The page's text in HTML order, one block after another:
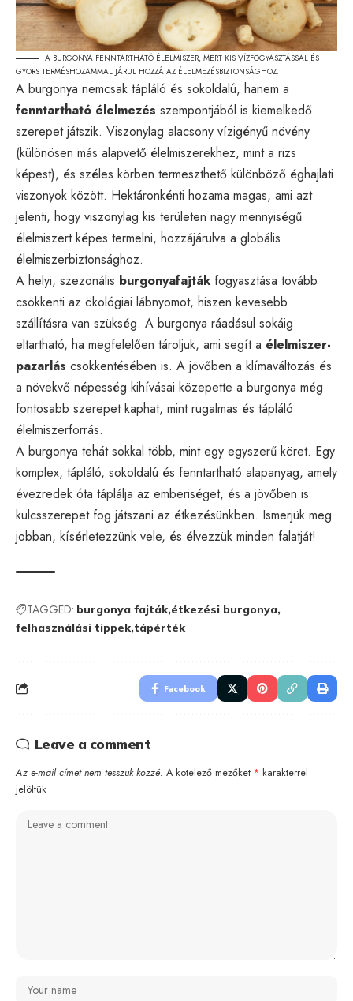
A BURGONYA FENNTARTHATÓ ÉLELMISZER, MERT KIS VÍZFOGYASZTÁSSAL ÉS
GYORS TERMÉSHOZAMMAL JÁRUL HOZZÁ AZ ÉLELMEZÉSBIZTONSÁGHOZ.
A burgonya nemcsak tápláló és sokoldalú, hanem a
fenntartható élelmezés szempontjából is kiemelkedő
szerepet játszik. Viszonylag alacsony vízigényű növény
(különösen más alapvető élelmiszerekhez, mint a rizs
képest), és széles körben termeszthető különböző éghajlati
viszonyok között. Hektáronkénti hozama magas, ami azt
jelenti, hogy viszonylag kis területen nagy mennyiségű
élelmiszert képes termelni, hozzájárulva a globális
élelmiszerbiztonsághoz.
A helyi, szezonális burgonyafajták fogyasztása tovább
csökkenti az ökológiai lábnyomot, hiszen kevesebb
szállításra van szükség. A burgonya ráadásul sokáig
eltartható, ha megfelelően tároljuk, ami segít a élelmiszer-
pazarlás csökkentésében is. A jövőben a klímaváltozás és
a növekvő népesség kihívásai közepette a burgonya még
fontosabb szerepet kaphat, mint rugalmas és tápláló
élelmiszerforrás.
A burgonya tehát sokkal több, mint egy egyszerű köret. Egy
komplex, tápláló, sokoldalú és fenntartható alapanyag, amely
évezredek óta táplálja az emberiséget, és a jövőben is
kulcsszerepet fog játszani az étkezésünkben. Ismerjük meg
jobban, kísérletezzünk vele, és élvezzük minden falatját!
TAGGED: burgonya fajták étkezési burgonya
felhasználási tippek tápérték
Facebook
Leave a comment
Az e-mail címet nem tesszük közzé. A kötelező mezőket * karakterrel
jelöltük